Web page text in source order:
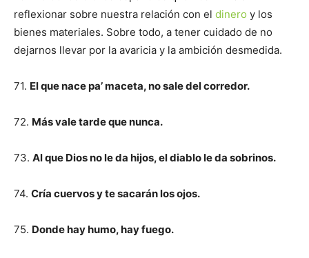
reflexionar sobre nuestra relación con el dinero y los
bienes materiales. Sobre todo, a tener cuidado de no
dejarnos llevar por la avaricia y la ambición desmedida.
71. El que nace pa’ maceta, no sale del corredor.
72. Más vale tarde que nunca.
73. Al que Dios no le da hijos, el diablo le da sobrinos.
74. Cría cuervos y te sacarán los ojos.
75. Donde hay humo, hay fuego.